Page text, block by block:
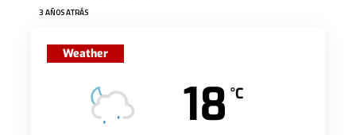
3 AÑOS ATRÁS
Weather
18 °C